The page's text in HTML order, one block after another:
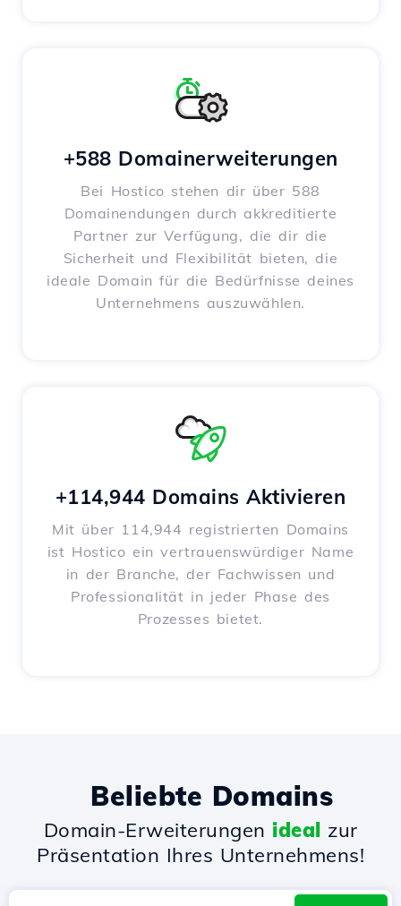
+588 Domainerweiterungen
Bei Hostico stehen dir über 588
Domainendungen durch akkreditierte
Partner zur Verfügung, die dir die
Sicherheit und Flexibilität bieten, die
ideale Domain für die Bedürfnisse deines
Unternehmens auszuwählen.
+114,944 Domains Aktivieren
Mit über 114,944 registrierten Domains
ist Hostico ein vertrauenswürdiger Name
in der Branche, der Fachwissen und
Professionalität in jeder Phase des
Prozesses bietet.
Beliebte Domains
Domain-Erweiterungen ideal zur
Präsentation Ihres Unternehmens!